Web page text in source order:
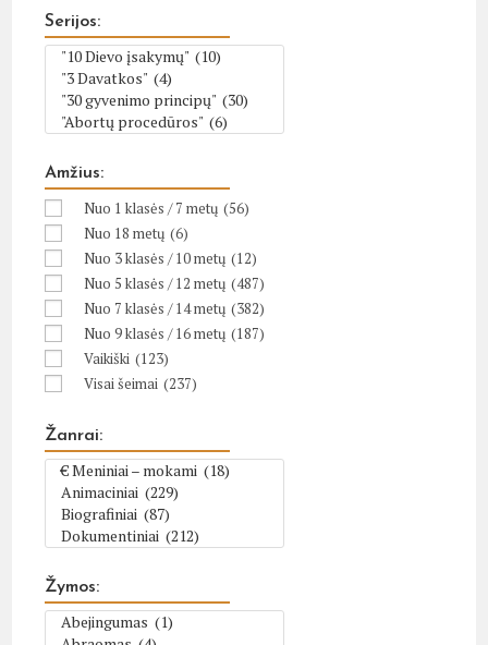
Serijos:
Amžius:
Nuo 1 klasės / 7 metų (56)
Nuo 18 metų (6)
Nuo 3 klasės / 10 metų (12)
Nuo 5 klasės / 12 metų (487)
Nuo 7 klasės / 14 metų (382)
Nuo 9 klasės / 16 metų (187)
Vaikiški (123)
Visai šeimai (237)
Žanrai:
Žymos: